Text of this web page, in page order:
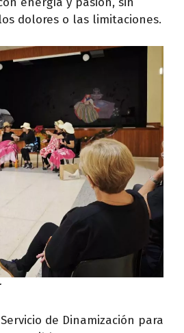
dolores o las limitaciones.
de Dinamización para